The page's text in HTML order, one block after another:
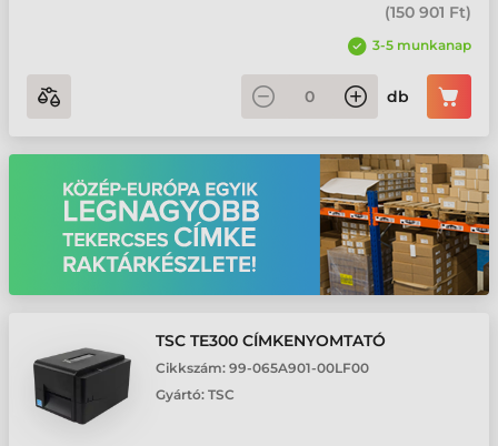
(150 901 Ft)
3-5 munkanap
db
TSC TE300 CÍMKENYOMTATÓ
Cikkszám: 99-065A901-00LF00
Gyártó: TSC